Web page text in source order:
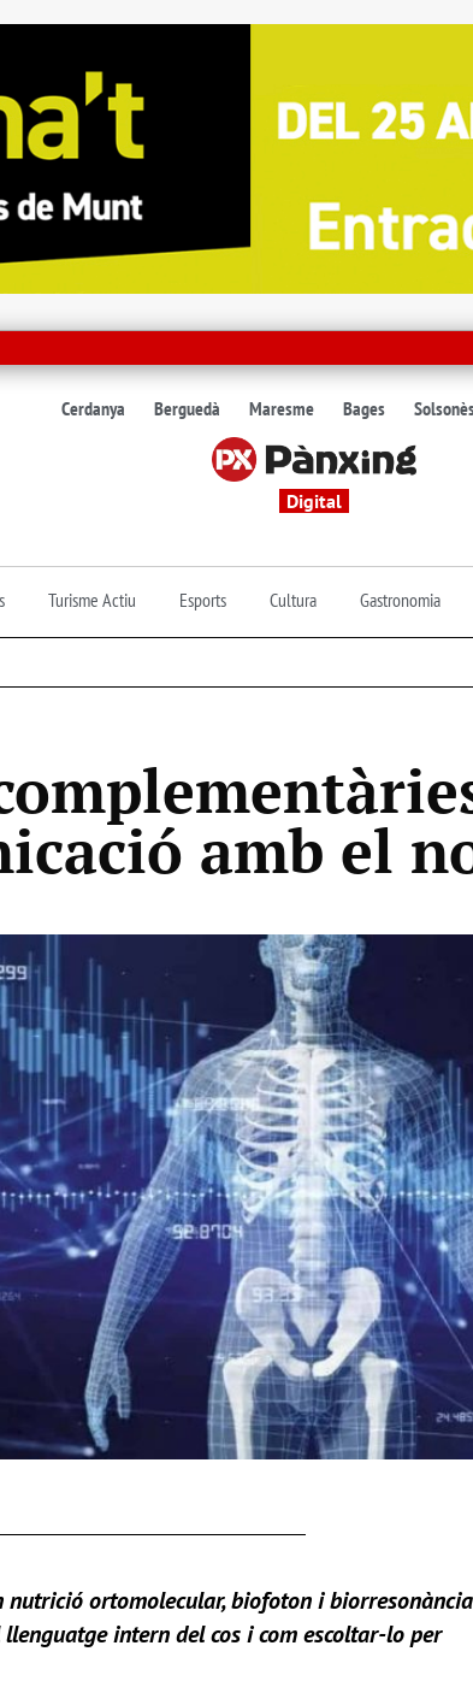
Cerdanya Berguedà Maresme Bages
Digital
Turisme Actiu Esports Cultura Gastronomia
amb el
nutrició ortomolecular, biofoton i biorresonància
intern del cos i com escoltar-lo per